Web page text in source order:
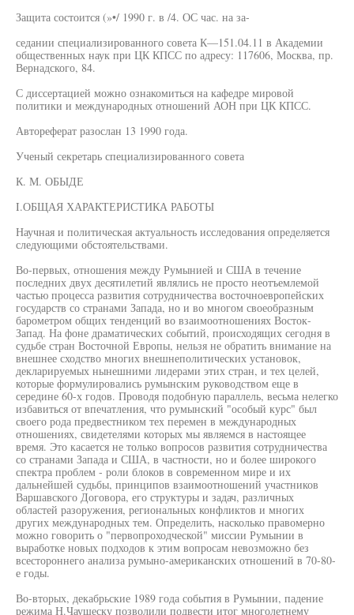
Защита состоится (»•/ 1990 г. в /4. ОС час. на за-
седании специализированного совета К—151.04.11 в Академии
общественных наук при ЦК КПСС по адресу: 117606, Москва, пр.
Вернадского, 84.
С диссертацией можно ознакомиться на кафедре мировой
политики и международных отношений АОН при ЦК КПСС.
Автореферат разослан 13 1990 года.
Ученый секретарь специализированного совета
К. М. ОБЫДЕ
I.ОБЩАЯ ХАРАКТЕРИСТИКА РАБОТЫ
Научная и политическая актуальность исследования определяется
следующими обстоятельствами.
Во-первых, отношения между Румынией и США в течение
последних двух десятилетий являлись не просто неотъемлемой
частью процесса развития сотрудничества восточноевропейских
государств со странами Запада, но и во многом своеобразным
барометром общих тенденций во взаимоотношениях Восток-
Запад. На фоне драматических событий, происходящих сегодня в
судьбе стран Восточной Европы, нельзя не обратить внимание на
внешнее сходство многих внешнеполитических установок,
декларируемых нынешними лидерами этих стран, и тех целей,
которые формулировались румынским руководством еще в
середине 60-х годов. Проводя подобную параллель, весьма нелегко
избавиться от впечатления, что румынский "особый курс" был
своего рода предвестником тех перемен в международных
отношениях, свидетелями которых мы являемся в настоящее
время. Это касается не только вопросов развития сотрудничества
со странами Запада и США, в частности, но и более широкого
спектра проблем - роли блоков в современном мире и их
дальнейшей судьбы, принципов взаимоотношений участников
Варшавского Договора, его структуры и задач, различных
областей разоружения, региональных конфликтов и многих
других международных тем. Определить, насколько правомерно
можно говорить о "первопроходческой" миссии Румынии в
выработке новых подходов к этим вопросам невозможно без
всестороннего анализа румыно-американских отношений в 70-80-
е годы.
Во-вторых, декабрьские 1989 года события в Румынии, падение
режима Н.Чаушеску позволили подвести итог многолетнему